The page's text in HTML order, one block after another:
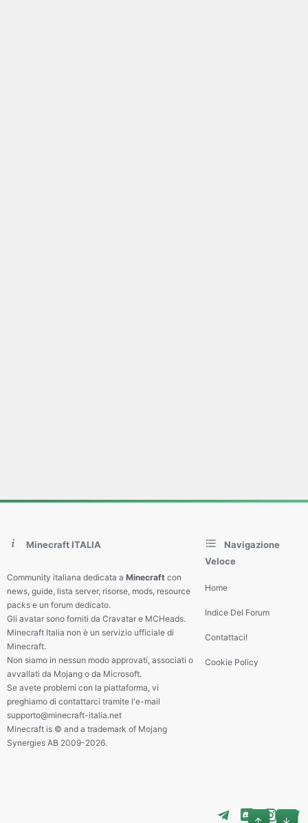
Minecraft ITALIA
Community italiana dedicata a Minecraft con
news, guide, lista server, risorse, mods, resource
packs e un forum dedicato.
Gli avatar sono forniti da Cravatar e MCHeads.
Minecraft Italia non è un servizio ufficiale di
Minecraft.
Non siamo in nessun modo approvati, associati o
avvallati da Mojang o da Microsoft.
Se avete problemi con la piattaforma, vi
preghiamo di contattarci tramite l'e-mail
supporto@minecraft-italia.net
Minecraft is © and a trademark of Mojang
Synergies AB 2009-2026.
Navigazione
Veloce
Home
Indice Del Forum
Contattaci!
Cookie Policy